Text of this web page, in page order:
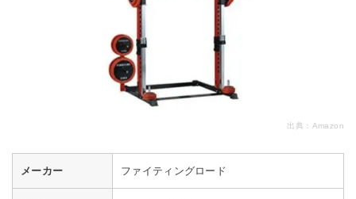
出典： Amazon
メーカー ファイティングロード